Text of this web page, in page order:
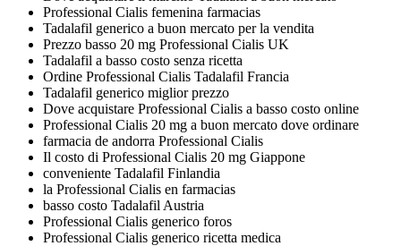
Professional Cialis femenina farmacias
Tadalafil generico a buon mercato per la vendita
Prezzo basso 20 mg Professional Cialis UK
Tadalafil a basso costo senza ricetta
Ordine Professional Cialis Tadalafil Francia
Tadalafil generico miglior prezzo
Dove acquistare Professional Cialis a basso costo online
Professional Cialis 20 mg a buon mercato dove ordinare
farmacia de andorra Professional Cialis
Il costo di Professional Cialis 20 mg Giappone
conveniente Tadalafil Finlandia
la Professional Cialis en farmacias
basso costo Tadalafil Austria
Professional Cialis generico foros
Professional Cialis generico ricetta medica